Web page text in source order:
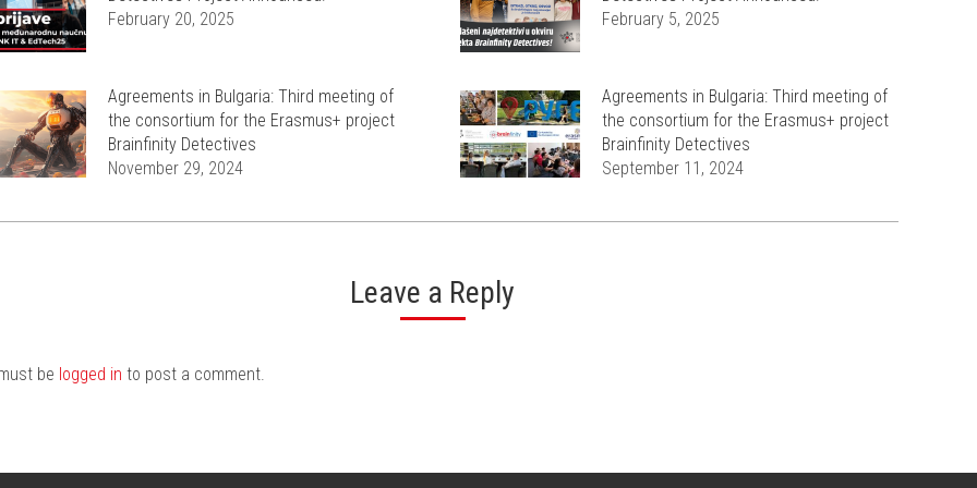
February 20, 2025
February 5, 2025
Agreements in Bulgaria: Third meeting of
the consortium for the Erasmus+ project
Brainfinity Detectives
November 29, 2024
Agreements in Bulgaria: Third meeting of
the consortium for the Erasmus+ project
Brainfinity Detectives
September 11, 2024
Leave a Reply
be logged in to post a comment.